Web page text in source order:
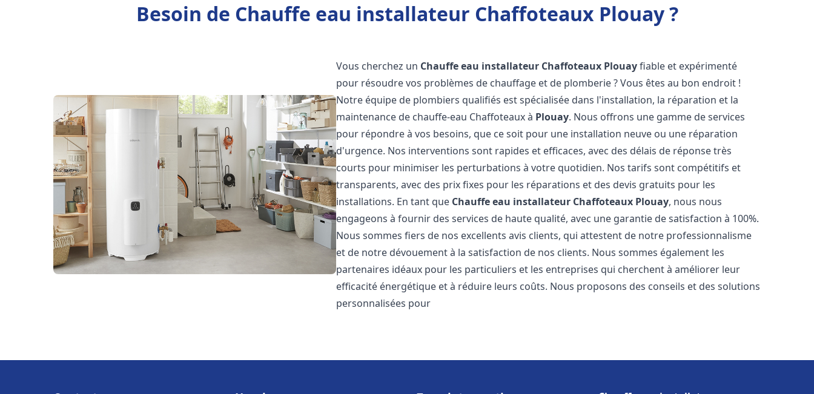
Besoin de Chauffe eau installateur Chaffoteaux Plouay ?
Vous cherchez un Chauffe eau installateur Chaffoteaux Plouayfiable et expérimenté
pour résoudre vos problèmes de chauffage et de plomberie ? Vous êtes au bon endroit !
Notre équipe de plombiers qualifiés est spécialisée dans l'installation, la réparation et la
maintenance de chauffe-eau Chaffoteaux à Plouay. Nous offrons une gamme de services
pour répondre à vos besoins, que ce soit pour une installation neuve ou une réparation
d'urgence. Nos interventions sont rapides et efficaces, avec des délais de réponse très
courts pour minimiser les perturbations à votre quotidien. Nos tarifs sont compétitifs et
transparents, avec des prix fixes pour les réparations et des devis gratuits pour les
installations. En tant que Chauffe eau installateur Chaffoteaux Plouay, nous nous
engageons à fournir des services de haute qualité, avec une garantie de satisfaction à 100%.
Nous sommes fiers de nos excellents avis clients, qui attestent de notre professionnalisme
et de notre dévouement à la satisfaction de nos clients. Nous sommes également les
partenaires idéaux pour les particuliers et les entreprises qui cherchent à améliorer leur
efficacité énergétique et à réduire leurs coûts. Nous proposons des conseils et des solutions
personnalisées pour